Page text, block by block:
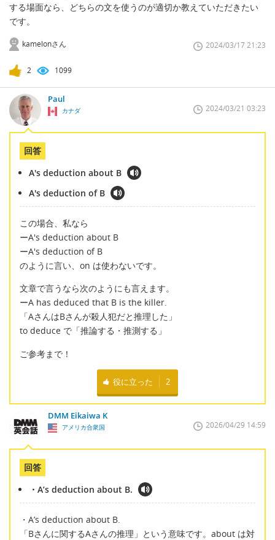
する場面なら、どちらの文を使うのが適切か教えていただきたい
です。
kamelonさん 2024/03/17 21:23
2 1099
Paul
カナダ 2024/03/21 03:23
回答
A's deduction about B
A's deduction of B
この場合、私なら
ーA's deduction about B
ーA's deduction of B
のように言い、on は使わないです。
文章で言うなら次のようにも言えます。
ーA has deduced that B is the killer.
「AさんはBさんが殺人犯だと推理した」
to deduce で「推論する・推測する」
ご参考まで！
役に立った 2
DMM Eikaiwa K
アメリカ合衆国 2026/04/29 14:59
回答
・A’s deduction about B.
・A’s deduction about B.
「Bさんに関するAさんの推理」という意味です。about は対